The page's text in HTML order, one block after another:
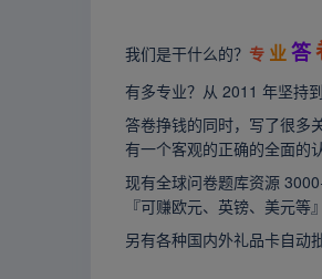
我们是干什么的？ 专 业答
有多专业？从 2011 年坚持到
答卷挣钱的同时，写了很多
有一个客观的正确的全面的
现有全球问卷题库资源
『可赚欧元、英镑、美元等
另有各种国内外礼品卡自动